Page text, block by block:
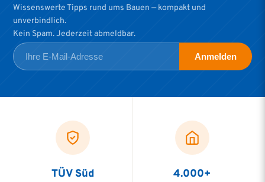
Wissenswerte Tipps rund ums Bauen — kompakt und
unverbindlich.
Kein Spam. Jederzeit abmeldbar.
Anmelden
TÜV Süd 4.000+